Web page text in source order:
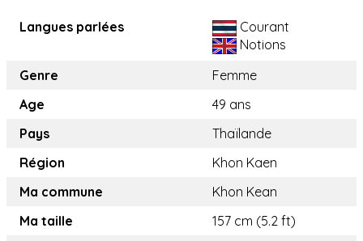
Langues parlées
Courant
Notions
Genre
Femme
Age
49 ans
Pays
Thaïlande
Région
Khon Kaen
Ma commune
Khon Kean
Ma taille
157 cm (5.2 ft)